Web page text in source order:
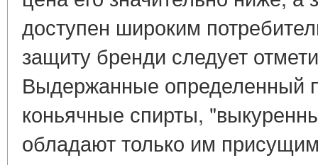
доступен широким
защиту бренди следует
Выдержанные определенный
коньячные спирты,
обладают только им